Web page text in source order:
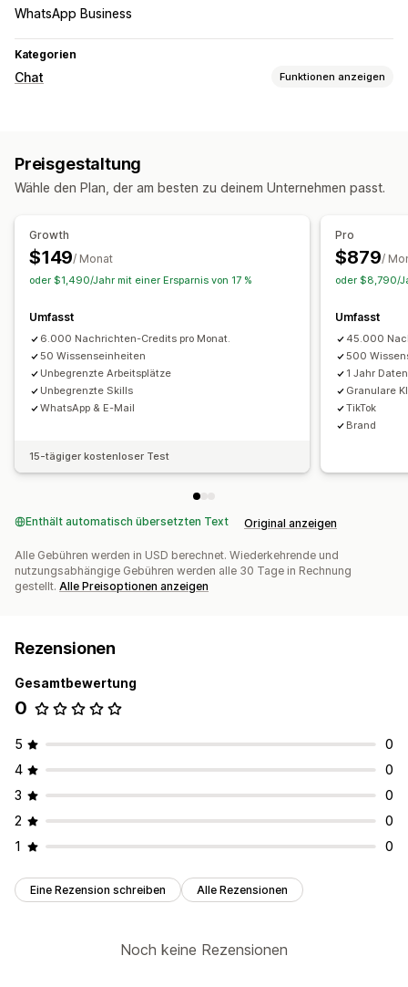
WhatsApp Business
Kategorien
Chat Funktionen anzeigen
Sprachunterstützung
Übersetzung in Echtzeit
Warenkorbwiederherstellung
Produktempfehlungen
Schnelle Antworten
Chatfenster Geschäftszeiten
Begrüßungsnachrichten
Chatschaltflächen Chatflows
Preisgestaltung
Wähle den Plan, der am besten zu deinem Unternehmen passt.
Growth
$149/ Monat
oder $1,490/Jahr mit einer Ersparnis von 17 %
Umfasst
6.000 Nachrichten-Credits pro Monat.
50 Wissenseinheiten
Unbegrenzte Arbeitsplätze
Unbegrenzte Skills
WhatsApp & E-Mail
15-tägiger kostenloser Test
Pro
$879/
oder $8,790/
Umfasst
45.000
500
1 Jahr
Granulare
TikTok
Brand
Enthält automatisch übersetzten Text Original anzeigen
Alle Gebühren werden in USD berechnet. Wiederkehrende und
nutzungsabhängige Gebühren werden alle 30 Tage in Rechnung
gestellt. Alle Preisoptionen anzeigen
Rezensionen
Gesamtbewertung
0
5
0
4
0
3
0
2
0
1
0
Eine Rezension schreiben Alle Rezensionen
Noch keine Rezensionen